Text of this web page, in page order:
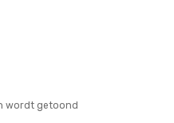
wordt getoondGesorteerd